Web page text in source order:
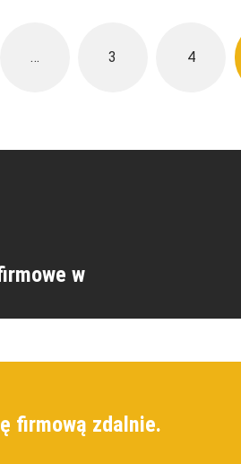
… 3 4
w
firmową zdalnie.